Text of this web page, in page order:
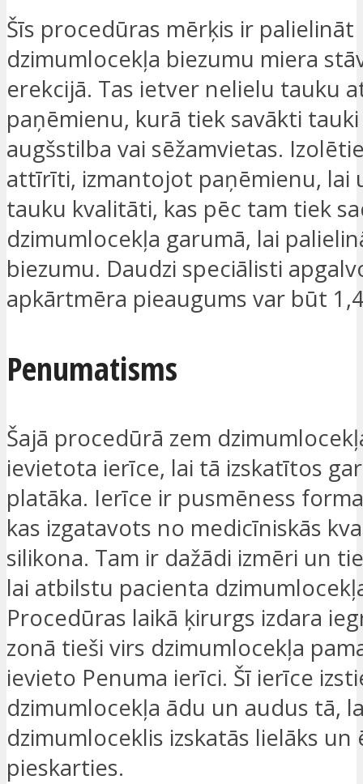
Šīs procedūras mērķis ir palielināt
dzimumlocekļa biezumu miera
erekcijā. Tas ietver nelielu tauku
paņēmienu, kurā tiek savākti
augšstilba vai sēžamvietas.
attīrīti, izmantojot paņēmienu, lai
tauku kvalitāti, kas pēc tam tiek
dzimumlocekļa garumā, lai
biezumu. Daudzi speciālisti
apkārtmēra pieaugums var būt
Penumatisms
Šajā procedūrā zem
ievietota ierīce, lai tā izskatītos
platāka. Ierīce ir pusmēness
kas izgatavots no medicīniskās
silikona. Tam ir dažādi izmēri un
lai atbilstu pacienta
Procedūras laikā ķirurgs izdara
zonā tieši virs dzimumlocekļa
ievieto Penuma ierīci. Šī ierīce
dzimumlocekļa ādu un audus tā,
dzimumloceklis izskatās lielāks un
pieskarties.